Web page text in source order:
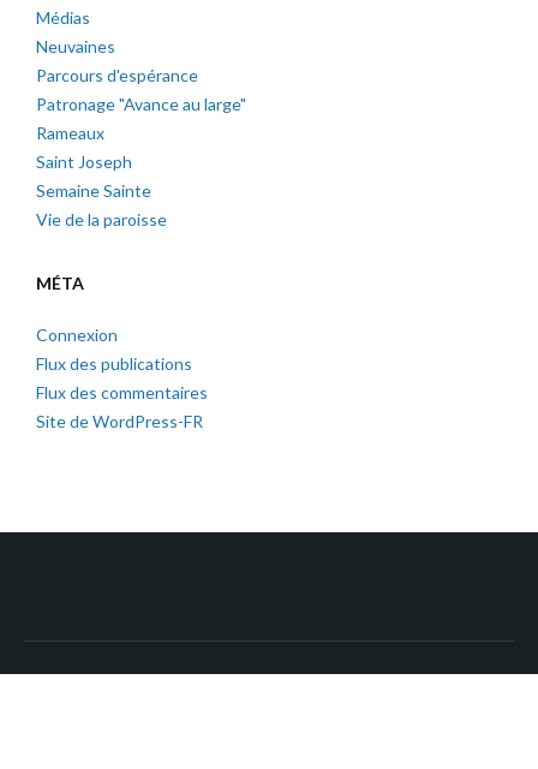
Médias
Neuvaines
Parcours d'espérance
Patronage "Avance au large"
Rameaux
Saint Joseph
Semaine Sainte
Vie de la paroisse
MÉTA
Connexion
Flux des publications
Flux des commentaires
Site de WordPress-FR